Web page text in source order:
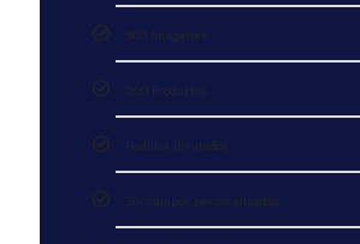
500 Imágenes
200 Productos
Pedidos Ilimitados
Sin campos personalizados